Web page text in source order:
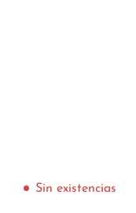
Sin existencias